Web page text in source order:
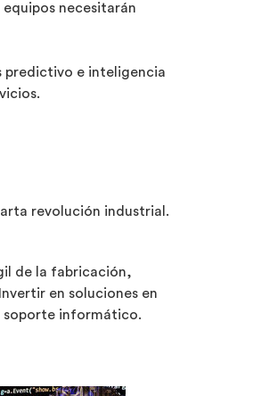
necesitarán
predictivo e inteligencia
revolución industrial.
de la fabricación,
en soluciones en
soporte informático.